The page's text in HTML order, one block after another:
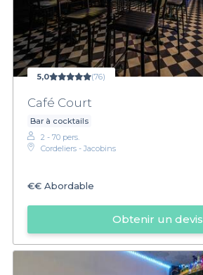
5,0 (76)
Café Court
Bar à cocktails
2 - 70 pers.
Cordeliers - Jacobins
€€ Abordable
Obtenir un devis